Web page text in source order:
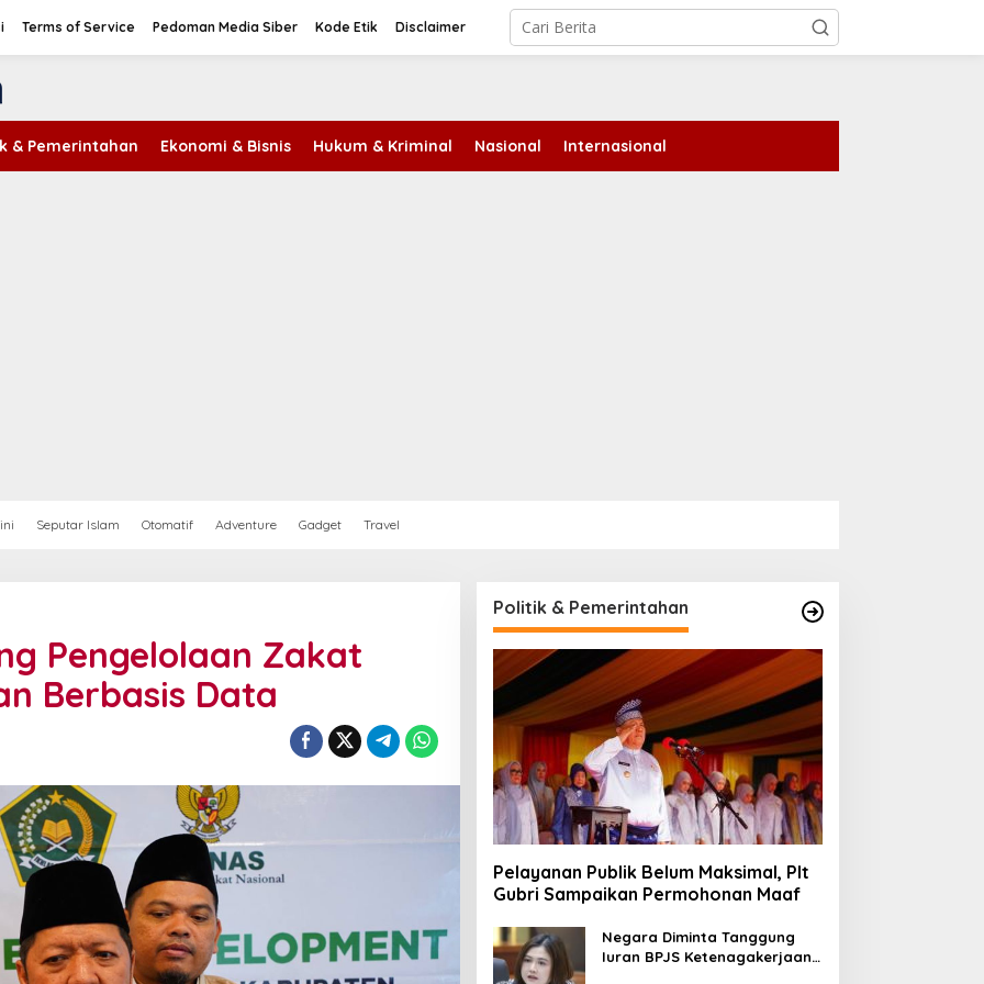
Terms of Service Pedoman Media Siber Kode Etik Disclaimer
& Pemerintahan Ekonomi & Bisnis Hukum & Kriminal Nasional Internasional
Seputar Islam Otomatif Adventure Gadget Travel
Pengelolaan Zakat
Berbasis Data
Politik & Pemerintahan
Pelayanan Publik Belum Maksimal, Plt
Gubri Sampaikan Permohonan Maaf
Negara Diminta Tanggung
Iuran BPJS Ketenagakerjaan